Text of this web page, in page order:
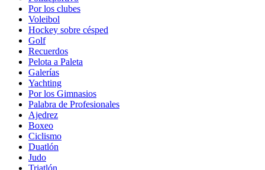
Por los clubes
Voleibol
Hockey sobre césped
Golf
Recuerdos
Pelota a Paleta
Galerías
Yachting
Por los Gimnasios
Palabra de Profesionales
Ajedrez
Boxeo
Ciclismo
Duatlón
Judo
Triatlón